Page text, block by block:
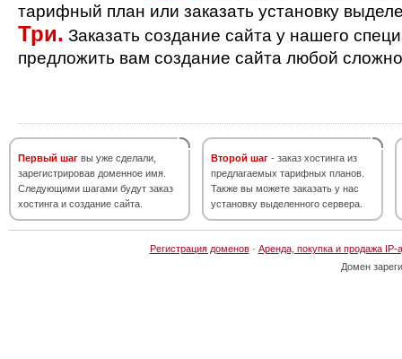
тарифный план или заказать установку
Три. Заказать создание сайта у нашего
предложить вам создание сайта любой
Первый шаг вы уже сделали,
зарегистрировав доменное имя.
Следующими шагами будут заказ
хостинга и создание сайта.
Второй шаг - заказ хостинга из
предлагаемых тарифных планов.
Также вы можете заказать у нас
установку выделенного сервера.
Регистрация доменов· Аренда, покупка и продажа IP-
Домен